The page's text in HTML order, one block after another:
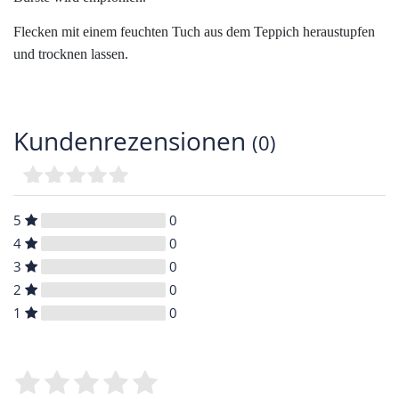
Flecken mit einem feuchten Tuch aus dem Teppich heraustupfen
und trocknen lassen.
Kundenrezensionen (0)
5
0
4
0
3
0
2
0
1
0
Bewertungssterne
4
3
2
1